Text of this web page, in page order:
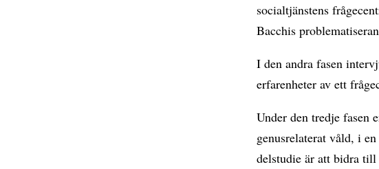
socialtjänstens
Bacchis
I den andra fasen
erfarenheter av ett
Under den tredje fasen
genusrelaterat våld, i
delstudie är att bidra